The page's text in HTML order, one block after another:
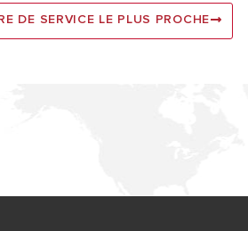
DE SERVICE LE PLUS PROCHE